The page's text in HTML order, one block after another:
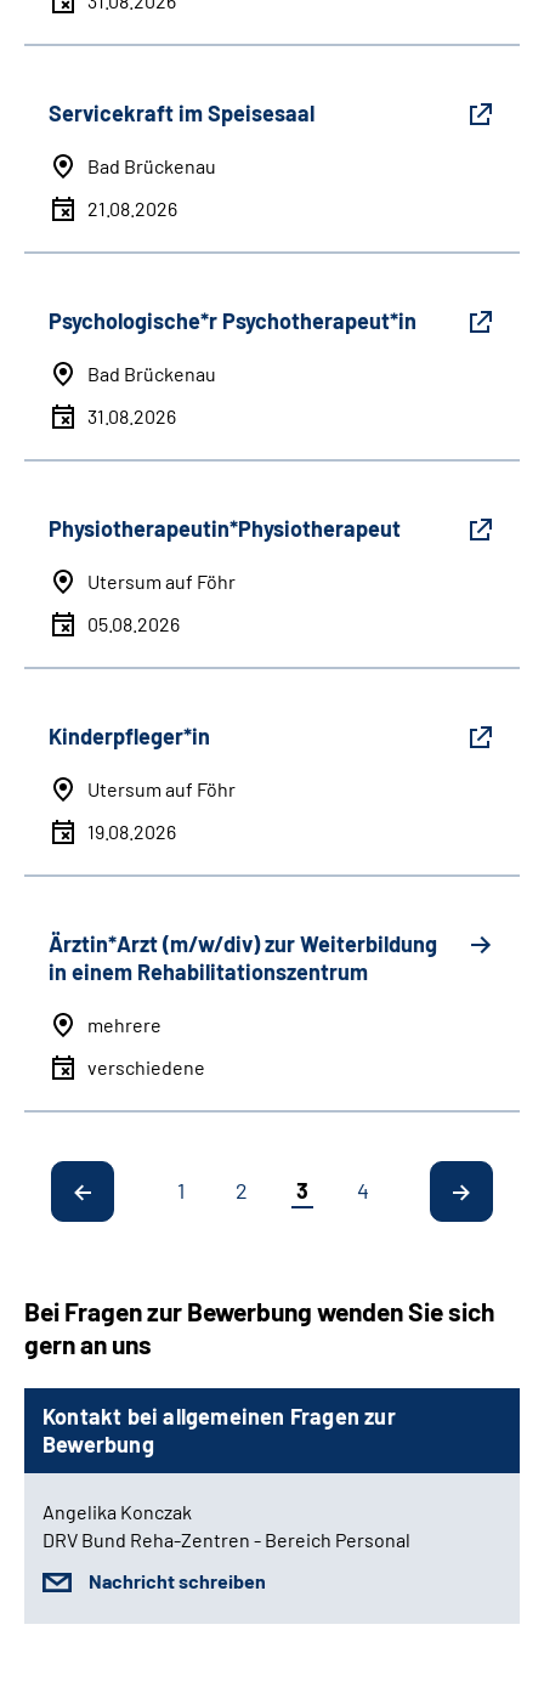
Servicekraft im Speisesaal
Bad Brückenau
21.08.2026
Psychologische*r Psychotherapeut*in
Bad Brückenau
31.08.2026
Physiotherapeutin*Physiotherapeut
Utersum auf Föhr
05.08.2026
Kinderpfleger*in
Utersum auf Föhr
19.08.2026
Ärztin*Arzt (m/w/div) zur Weiterbildung
in einem Rehabilitationszentrum
mehrere
verschiedene
1 2 3 4
Bei Fragen zur Bewerbung wenden Sie sich
gern an uns
Kontakt bei allgemeinen Fragen zur
Bewerbung
Angelika Konczak
DRV Bund Reha-Zentren - Bereich Personal
Nachricht schreiben